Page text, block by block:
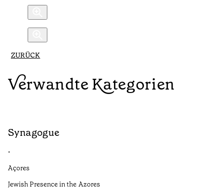
ZURÜCK
Verwandte Kategorien
Synagogue
•
Açores
Jewish Presence in the Azores